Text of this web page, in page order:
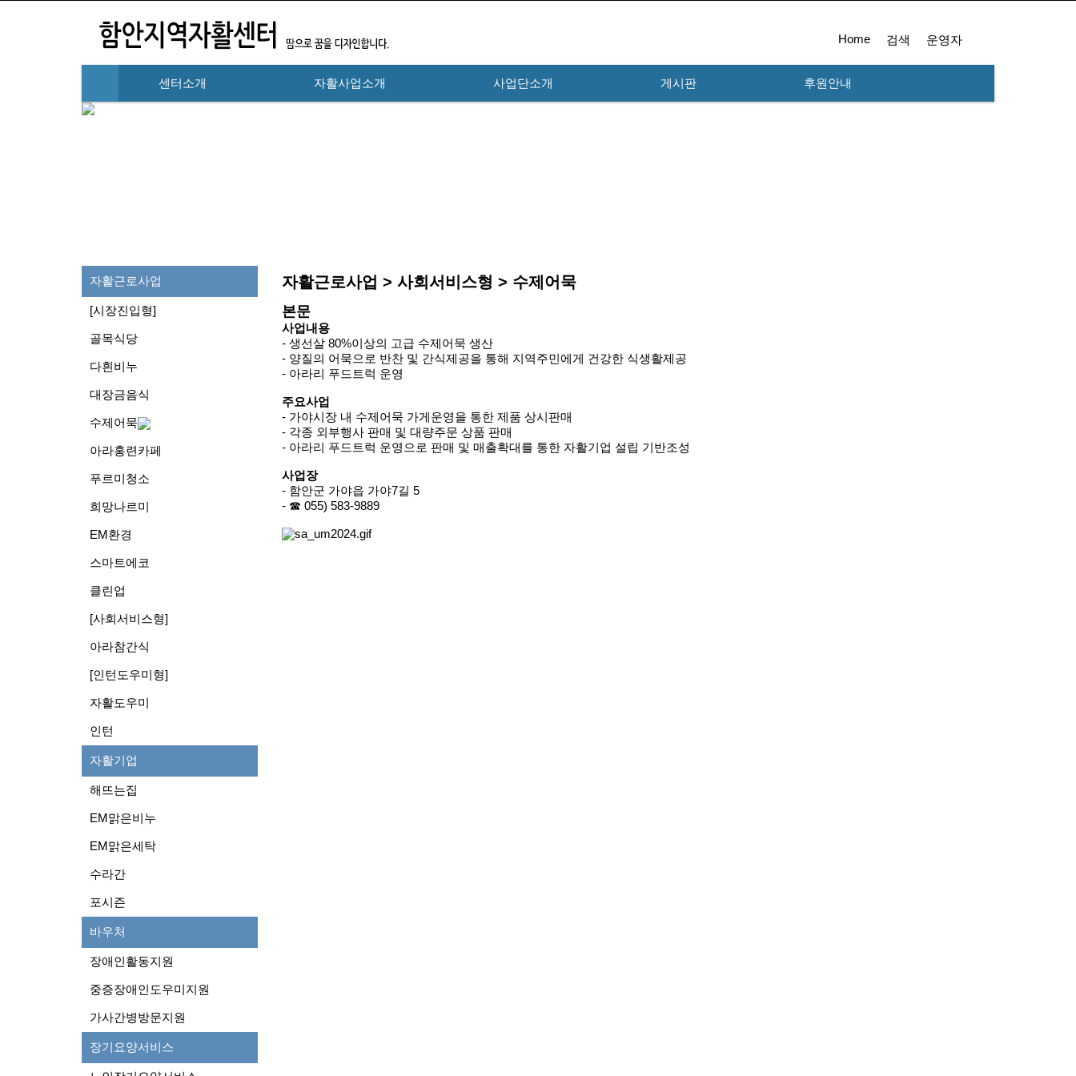
운영자
검색
Home
센터소개 자활사업소개 사업단소개 게시판
후원안내
자활근로사업 > 사회서비스형 > 수제어묵
본문
사업내용
- 생선살 80%이상의 고급 수제어묵 생산
- 양질의 어묵으로 반찬 및 간식제공을 통해 지역주민에게 건강한 식생활제공
- 아라리 푸드트럭 운영
주요사업
- 가야시장 내 수제어묵 가게운영을 통한 제품 상시판매
- 각종 외부행사 판매 및 대량주문 상품 판매
- 아라리 푸드트럭 운영으로 판매 및 매출확대를 통한 자활기업 설립 기반조성
사업장
- 함안군 가야읍 가야7길 5
- ☎ 055) 583-9889
자활근로사업
[시장진입형]
골목식당
다흰비누
대장금음식
수제어묵
아라홍련카페
푸르미청소
희망나르미
EM환경
스마트에코
클린업
[사회서비스형]
아라참간식
[인턴도우미형]
자활도우미
인턴
자활기업
해뜨는집
EM맑은비누
EM맑은세탁
수라간
포시즌
바우처
장애인활동지원
중증장애인도우미지원
가사간병방문지원
장기요양서비스